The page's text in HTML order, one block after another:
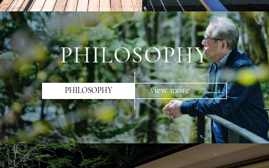
PHILOSOPHY
PHILOSOPHY view more